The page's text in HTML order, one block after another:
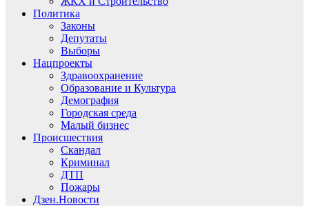
Политика
Законы
Депутаты
Выборы
Нацпроекты
Здравоохранение
Образование и Культура
Демография
Городская среда
Малый бизнес
Происшествия
Скандал
Криминал
ДТП
Пожары
Дзен.Новости